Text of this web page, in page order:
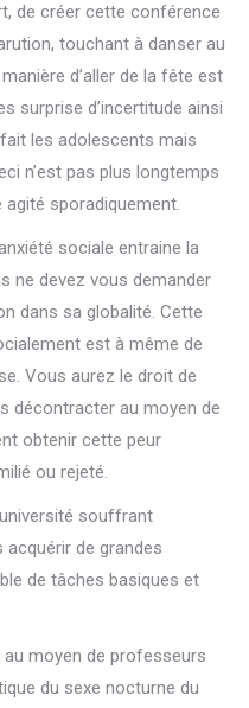
de créer cette conférence
touchant à danser au
d’aller de la fête est
surprise d’incertitude ainsi
les adolescents mais
n’est pas plus longtemps
sporadiquement.
sociale entraine la
ne devez vous demander
dans sa globalité. Cette
est à même de
Vous aurez le droit de
décontracter au moyen de
obtenir cette peur
ou rejeté.
souffrant
acquérir de grandes
de tâches basiques et
moyen de professeurs
du sexe nocturne du